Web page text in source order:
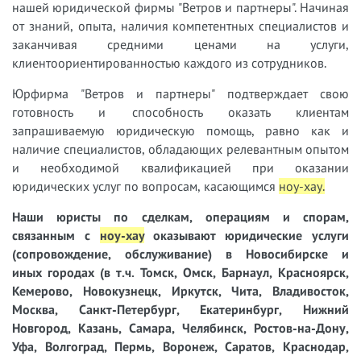
нашей юридической фирмы "Ветров и партнеры". Начиная
от знаний, опыта, наличия компетентных специалистов и
заканчивая средними ценами на услуги,
клиентоориентированностью каждого из сотрудников.
Юрфирма "Ветров и партнеры" подтверждает свою
готовность и способность оказать клиентам
запрашиваемую юридическую помощь, равно как и
наличие специалистов, обладающих релевантным опытом
и необходимой квалификацией при оказании
юридических услуг по вопросам, касающимся ноу-хау.
Наши юристы
по сделкам, операциям и спорам,
связанным с ноу-хауоказывают юридические услуги
(сопровождение, обслуживание) в Новосибирске и
иных городах (в т.ч. Томск, Омск, Барнаул, Красноярск,
Кемерово, Новокузнецк, Иркутск, Чита, Владивосток,
Москва, Санкт-Петербург, Екатеринбург, Нижний
Новгород, Казань, Самара, Челябинск, Ростов-на-Дону,
Уфа, Волгоград, Пермь, Воронеж, Саратов, Краснодар,